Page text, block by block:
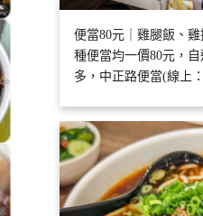
便當80元｜雞腿飯、
種便當均一價80元，
多，中正路便當(線上